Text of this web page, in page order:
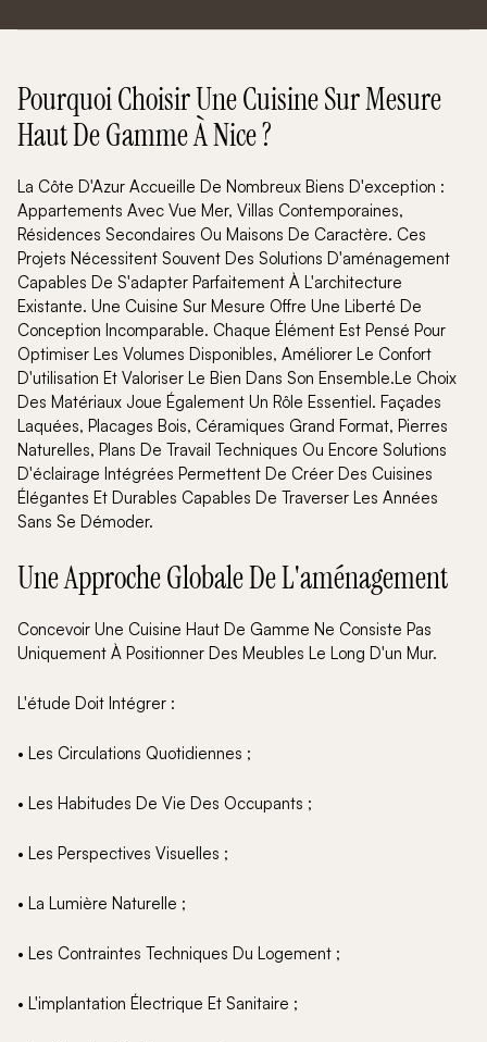
Pourquoi Choisir Une Cuisine Sur Mesure
Haut De Gamme À Nice ?
La Côte D'Azur Accueille De Nombreux Biens D'exception :
Appartements Avec Vue Mer, Villas Contemporaines,
Résidences Secondaires Ou Maisons De Caractère. Ces
Projets Nécessitent Souvent Des Solutions D'aménagement
Capables De S'adapter Parfaitement À L'architecture
Existante. Une Cuisine Sur Mesure Offre Une Liberté De
Conception Incomparable. Chaque Élément Est Pensé Pour
Optimiser Les Volumes Disponibles, Améliorer Le Confort
D'utilisation Et Valoriser Le Bien Dans Son Ensemble.Le Choix
Des Matériaux Joue Également Un Rôle Essentiel. Façades
Laquées, Placages Bois, Céramiques Grand Format, Pierres
Naturelles, Plans De Travail Techniques Ou Encore Solutions
D'éclairage Intégrées Permettent De Créer Des Cuisines
Élégantes Et Durables Capables De Traverser Les Années
Sans Se Démoder.
Une Approche Globale De L'aménagement
Concevoir Une Cuisine Haut De Gamme Ne Consiste Pas
Uniquement À Positionner Des Meubles Le Long D'un Mur.
L'étude Doit Intégrer :
• Les Circulations Quotidiennes ;
• Les Habitudes De Vie Des Occupants ;
• Les Perspectives Visuelles ;
• La Lumière Naturelle ;
• Les Contraintes Techniques Du Logement ;
• L'implantation Électrique Et Sanitaire ;